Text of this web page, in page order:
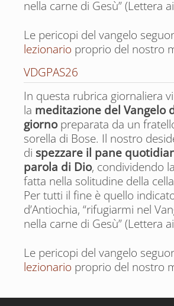
Giugno
Giorno per giorno le ricorrenze
di coloro che hanno fatto vivere i fratelli
con tutta la loro esistenza
Luglio
Agosto
Giorno per giorno le ricorrenze
con tutta la loro esistenza
nella carne di Gesù” (Lettera
Le pericopi del vangelo
lezionario proprio del nostro
VDGPAS26
In questa rubrica giornaliera
la meditazione del Vangelo
giornopreparata da un
sorella di Bose. Il nostro
di spezzare il pane
parola di Dio, condividendo
fatta nella solitudine della
Per tutti il fine è quello
d’Antiochia, “rifugiarmi nel
nella carne di Gesù” (Lettera
Le pericopi del vangelo
lezionario proprio del nostro